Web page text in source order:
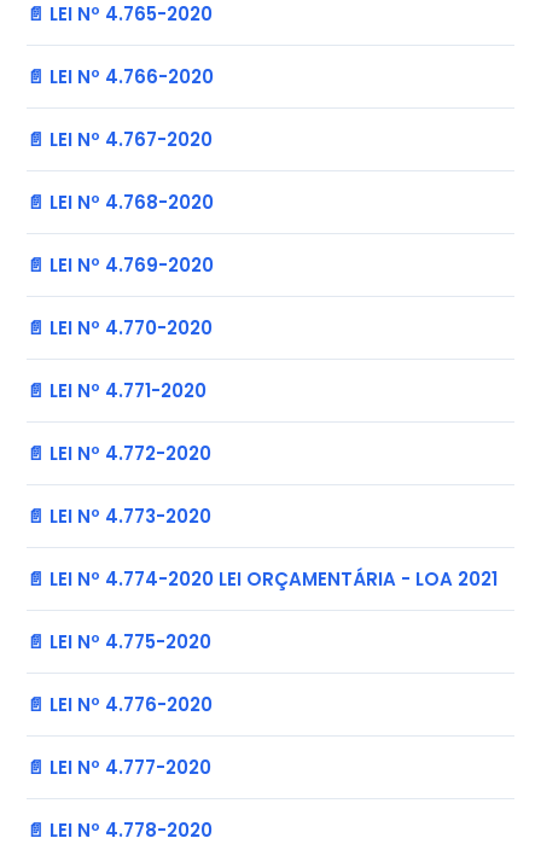
📄 LEI Nº 4.765-2020
📄 LEI Nº 4.766-2020
📄 LEI Nº 4.767-2020
📄 LEI Nº 4.768-2020
📄 LEI Nº 4.769-2020
📄 LEI Nº 4.770-2020
📄 LEI Nº 4.771-2020
📄 LEI Nº 4.772-2020
📄 LEI Nº 4.773-2020
📄 LEI Nº 4.774-2020 LEI ORÇAMENTÁRIA - LOA 2021
📄 LEI Nº 4.775-2020
📄 LEI Nº 4.776-2020
📄 LEI Nº 4.777-2020
📄 LEI Nº 4.778-2020